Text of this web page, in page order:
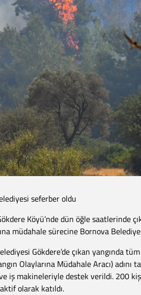
seferber oldu
Köyü’nde dün öğle saatlerinde
müdahale sürecine Bornova
Gökdere’de çıkan yangında
Olaylarına Müdahale Aracı) adını
iş makineleriyle destek verildi. 200
olarak katıldı.